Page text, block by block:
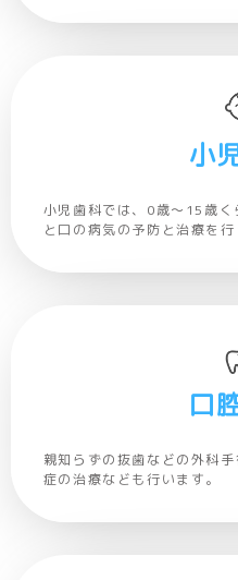
小
小児歯科では、0歳～15歳
と口の病気の予防と治療を行
口
親知らずの抜歯などの外科
症の治療なども行います。